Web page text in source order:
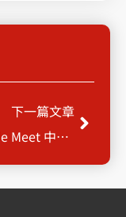
下一篇文章
在 Google Meet 中查看 Google 日曆邀請對象名單
Next